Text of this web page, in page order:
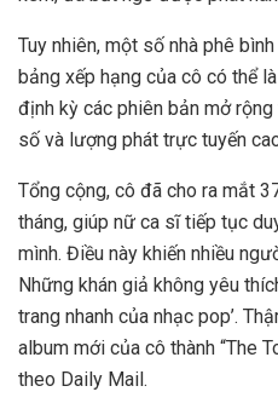
Tuy nhiên, một số nhà phê
bảng xếp hạng của cô có thể
định kỳ các phiên bản mở
số và lượng phát trực tuyến
Tổng cộng, cô đã cho ra mắt
tháng, giúp nữ ca sĩ tiếp tục
mình. Điều này khiến nhiều
Những khán giả không yêu
trang nhanh của nhạc pop’.
album mới của cô thành “The
theo Daily Mail.